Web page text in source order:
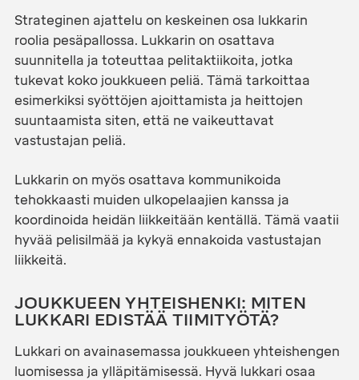
Strateginen ajattelu on keskeinen osa lukkarin
roolia pesäpallossa. Lukkarin on osattava
suunnitella ja toteuttaa pelitaktiikoita, jotka
tukevat koko joukkueen peliä. Tämä tarkoittaa
esimerkiksi syöttöjen ajoittamista ja heittojen
suuntaamista siten, että ne vaikeuttavat
vastustajan peliä.
Lukkarin on myös osattava kommunikoida
tehokkaasti muiden ulkopelaajien kanssa ja
koordinoida heidän liikkeitään kentällä. Tämä vaatii
hyvää pelisilmää ja kykyä ennakoida vastustajan
liikkeitä.
JOUKKUEEN YHTEISHENKI: MITEN
LUKKARI EDISTÄÄ TIIMITYÖTÄ?
Lukkari on avainasemassa joukkueen yhteishengen
luomisessa ja ylläpitämisessä. Hyvä lukkari osaa